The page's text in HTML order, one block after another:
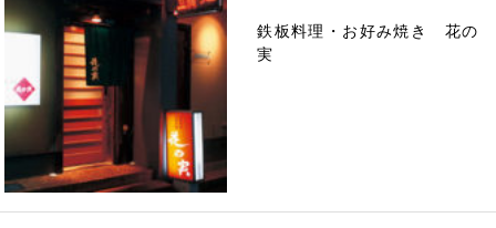
鉄板料理・お好み焼き 花の
実